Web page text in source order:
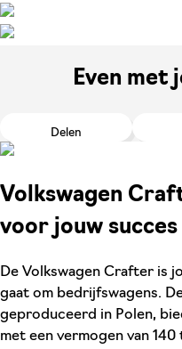
Even met
Delen
Volkswagen
voor jouw succes
De Volkswagen Crafter is
gaat om bedrijfswagens.
geproduceerd in Polen,
met een vermogen van